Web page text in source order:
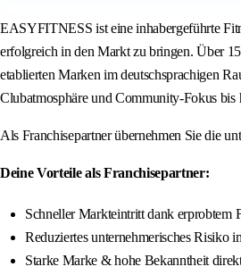
EASYFITNESS ist eine inhabergeführte
erfolgreich in den Markt zu bringen. Über
etablierten Marken im deutschsprachigen
Clubatmosphäre und Community-Fokus
Als Franchisepartner übernehmen Sie die
Deine Vorteile als Franchisepartner:
Schneller Markteintritt dank erprobtem
Reduziertes unternehmerisches Risiko
Starke Marke & hohe Bekanntheit